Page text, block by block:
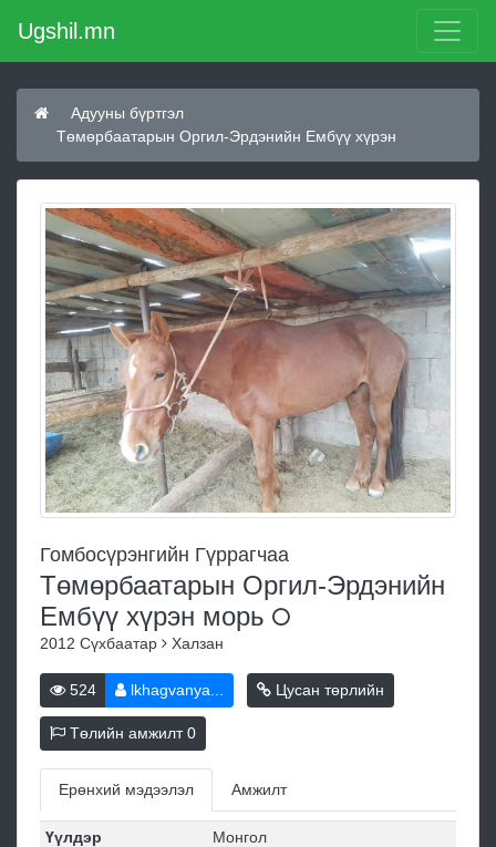
Ugshil.mn
Адууны бүртгэл
Төмөрбаатарын Оргил-Эрдэнийн Ембүү хүрэн
Гомбосүрэнгийн Гүррагчаа
Төмөрбаатарын Оргил-Эрдэнийн
Ембүү хүрэн морь
2012 Сүхбаатар Халзан
524 lkhagvanya... Цусан төрлийн
Төлийн амжилт0
Ерөнхий мэдээлэл Амжилт
Үүлдэр
Монгол